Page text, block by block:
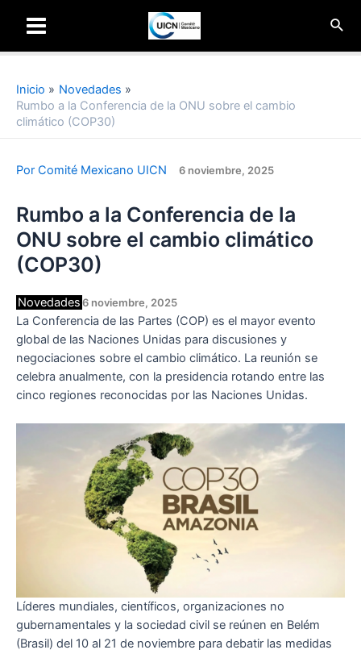
Main
Inicio
Novedades
Rumbo a la Conferencia de la ONU sobre el cambio
climático (COP30)
Por Comité Mexicano UICN 6 noviembre, 2025
Rumbo a la Conferencia de la
ONU sobre el cambio climático
(COP30)
Novedades6 noviembre, 2025
La Conferencia de las Partes (COP) es el mayor evento
global de las Naciones Unidas para discusiones y
negociaciones sobre el cambio climático. La reunión se
celebra anualmente, con la presidencia rotando entre las
cinco regiones reconocidas por las Naciones Unidas.
Líderes mundiales, científicos, organizaciones no
gubernamentales y la sociedad civil se reúnen en Belém
(Brasil) del 10 al 21 de noviembre para debatir las medidas